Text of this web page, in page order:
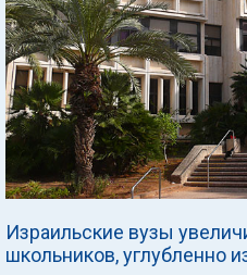
Израильские вузы
школьников, углубленно